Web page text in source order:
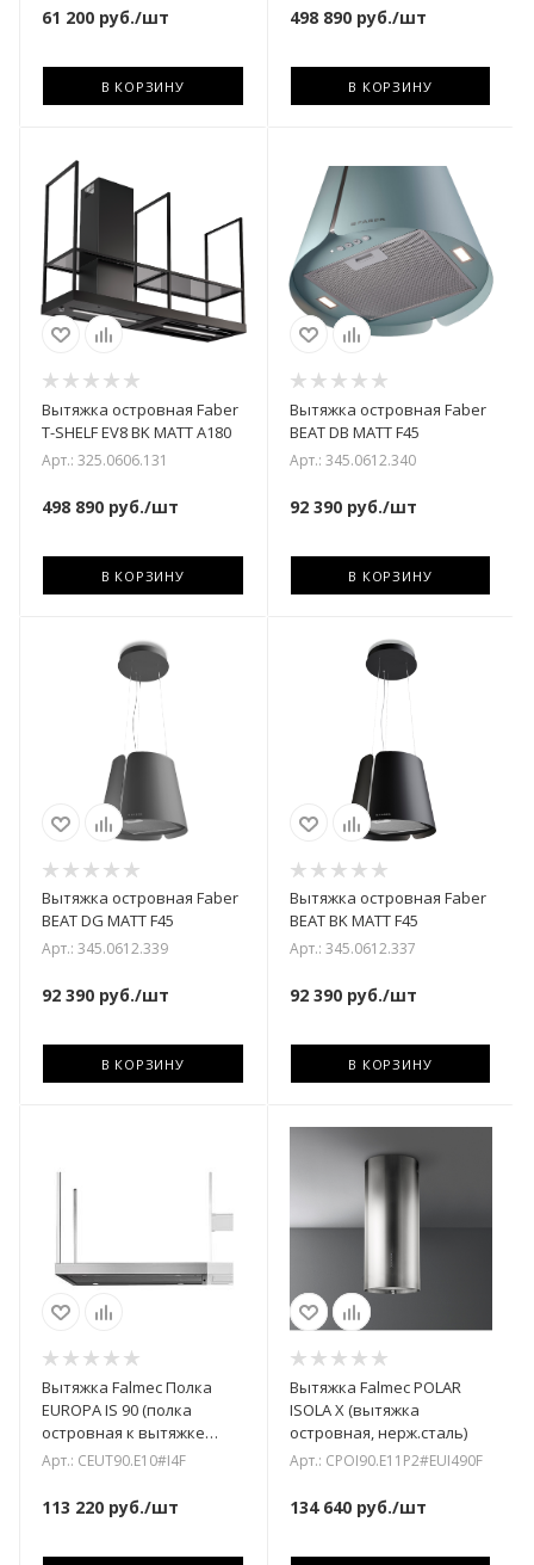
61 200 руб./шт
В КОРЗИНУ
498 890руб./шт
В КОРЗИНУ
Вытяжка островная Faber
T-SHELF EV8 BK MATT A180
Арт.: 325.0606.131
498 890 руб./шт
В КОРЗИНУ
Вытяжка островная Faber
BEAT DB MATT F45
Арт.: 345.0612.340
92 390руб./шт
В КОРЗИНУ
Вытяжка островная Faber
BEAT DG MATT F45
Арт.: 345.0612.339
92 390 руб./шт
В КОРЗИНУ
Вытяжка островная Faber
BEAT BK MATT F45
Арт.: 345.0612.337
92 390руб./шт
В КОРЗИНУ
Вытяжка Falmec Полка
EUROPA IS 90 (полка
островная к вытяжке
EUROPA, нерж. сталь)
Арт.: CEUT90.E10#I4F
113 220 руб./шт
Вытяжка Falmec POLAR
ISOLA X (вытяжка
островная, нерж.сталь)
Арт.: CPOI90.E11P2#EUI490F
134 640руб./шт